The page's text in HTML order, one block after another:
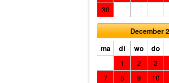
30
December
ma
di wo do
1
2 3
7
8 9 10